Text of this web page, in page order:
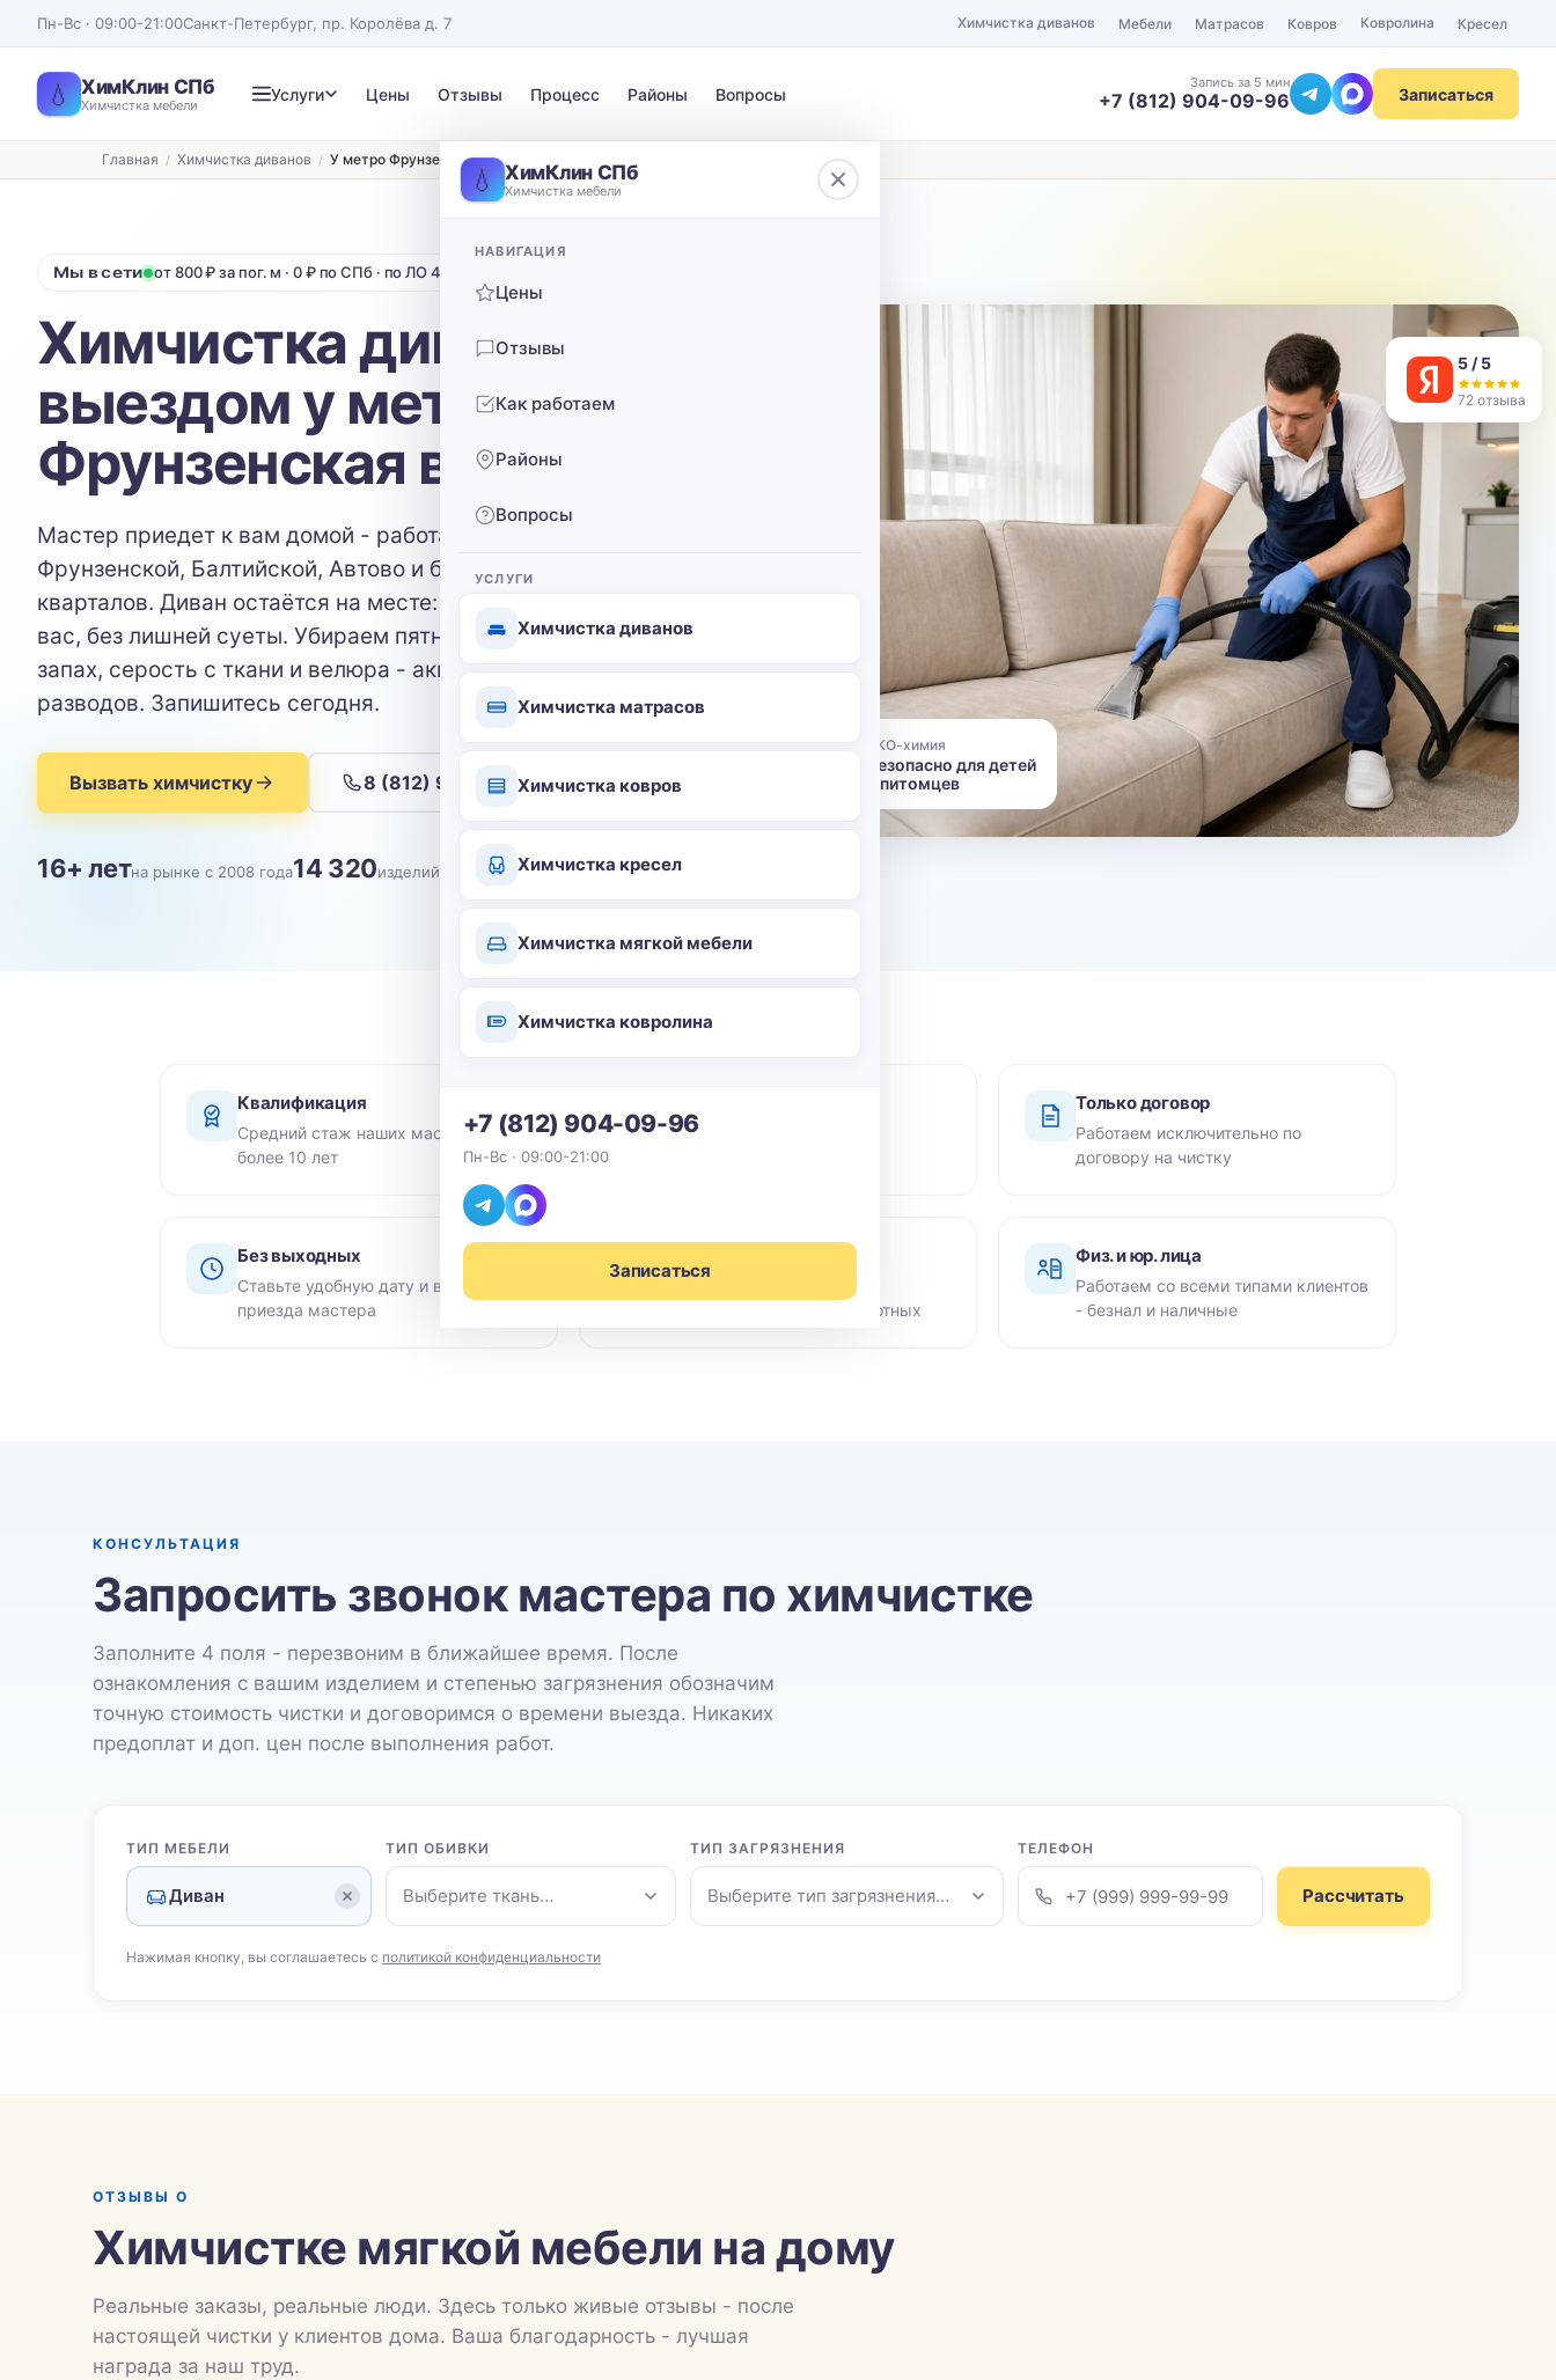
Пн-Вс · 09:00-21:00Санкт-Петербург, пр. Королёва д. 7 Химчистка диванов Мебели Матрасов Ковров Ковролина Кресел
💧 ХимКлин СПб
Химчистка мебели
Услуги Цены Отзывы Процесс Районы Вопросы
Запись за 5 мин
+7 (812) 904-09-96 Записаться
Записаться на химчистку
Диван Выберите ткань…
Нажимая кнопку, вы соглашаетесь с политикой конфиденциальности
💧 ХимКлин СПб
Химчистка мебели
НАВИГАЦИЯ
Цены
Отзывы
Как работаем
Районы
Вопросы
УСЛУГИ
Химчистка диванов
Химчистка матрасов
Химчистка ковров
Химчистка кресел
Химчистка мягкой мебели
Химчистка ковролина
+7 (812) 904-09-96
Пн-Вс · 09:00-21:00
Записаться
Главная Химчистка диванов У метро Фрунзенская
Мы в сети от 800 ₽ за пог. м · 0 ₽ по СПб · по ЛО 40 ₽/км от КАД
Химчистка диванов с
выездом у метро
Фрунзенская в СПб
Мастер приедет к вам домой - работаем у
Фрунзенской, Балтийской, Автово и ближайших
кварталов. Диван остаётся на месте: чистим прямо у
вас, без лишней суеты. Убираем пятна от кофе и вина,
запах, серость с ткани и велюра - аккуратно и без
разводов. Запишитесь сегодня.
Вызвать химчистку 8 (812) 904-09-96
16+ летна рынке с 2008 года14 320изделий почищено
ЭКО-химия
Безопасно для детей
и питомцев
5 / 5
72 отзыва
Квалификация
Средний стаж наших мастеров -
более 10 лет
По СПб в пределах КАД -
Только договор
Работаем исключительно по
договору на чистку
Без выходных
Ставьте удобную дату и время
приезда мастера
Гипоаллергенные средства,
безопасно для детей и животных
Физ. и юр. лица
Работаем со всеми типами клиентов
- безнал и наличные
КОНСУЛЬТАЦИЯ
Запросить звонок мастера по химчистке
Заполните 4 поля - перезвоним в ближайшее время. После
ознакомления с вашим изделием и степенью загрязнения обозначим
точную стоимость чистки и договоримся о времени выезда. Никаких
предоплат и доп. цен после выполнения работ.
ТИП МЕБЕЛИ
Диван
ТИП ОБИВКИ
Выберите ткань…
ТИП ЗАГРЯЗНЕНИЯ
Выберите тип загрязнения…
ТЕЛЕФОН
Рассчитать
Нажимая кнопку, вы соглашаетесь с политикой конфиденциальности
ОТЗЫВЫ О
Химчистке мягкой мебели на дому
Реальные заказы, реальные люди. Здесь только живые отзывы - после
настоящей чистки у клиентов дома. Ваша благодарность - лучшая
награда за наш труд.